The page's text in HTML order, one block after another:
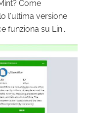
Come
l'ultima versione
funziona su Lin...